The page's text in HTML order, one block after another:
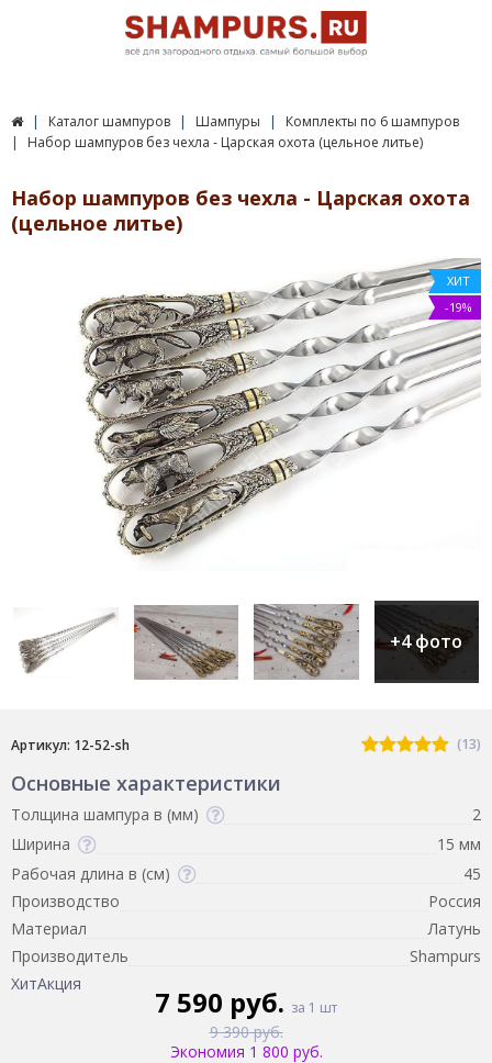
Каталог шампуров Шампуры
Комплекты по 6 шампуров
Набор шампуров без чехла - Царская охота (цельное литье)
Набор шампуров без чехла - Царская охота
(цельное литье)
ХИТ
-19%
+4 фото
Артикул: 12-52-sh (13)
Основные характеристики
Толщина шампура в (мм)
2
Ширина
15 мм
Рабочая длина в (см)
45
Производство
Россия
Материал
Латунь
Производитель
Shampurs
ХитАкция
7 590 руб. за 1 шт
9 390 руб.
Экономия 1 800 руб.